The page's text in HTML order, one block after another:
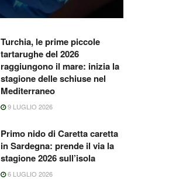
Turchia, le prime piccole
tartarughe del 2026
raggiungono il mare: inizia la
stagione delle schiuse nel
Mediterraneo
9 LUGLIO 2026
Primo nido di Caretta caretta
in Sardegna: prende il via la
stagione 2026 sull’isola
6 LUGLIO 2026